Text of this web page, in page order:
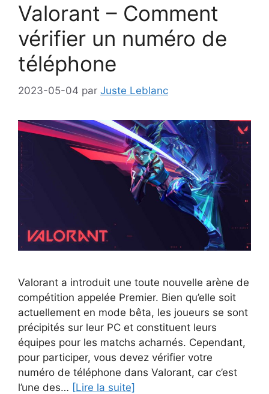
Valorant – Comment
vérifier un numéro de
téléphone
2023-05-04 par Juste Leblanc
Valorant a introduit une toute nouvelle arène de
compétition appelée Premier. Bien qu’elle soit
actuellement en mode bêta, les joueurs se sont
précipités sur leur PC et constituent leurs
équipes pour les matchs acharnés. Cependant,
pour participer, vous devez vérifier votre
numéro de téléphone dans Valorant, car c’est
l’une des… [Lire la suite]